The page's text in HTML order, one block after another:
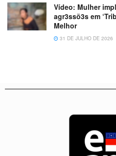
Vídeo: Mulher
agr3ssõ3s em
Melhor
31 DE JULHO DE 2026